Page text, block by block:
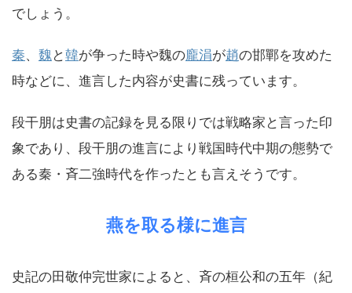
でしょう。
秦、 魏と韓が争った時や魏の龐涓が趙の邯鄲を攻めた
時などに、進言した内容が史書に残っています。
段干朋は史書の記録を見る限りでは戦略家と言った印
象であり、段干朋の進言により戦国時代中期の態勢で
ある秦・斉二強時代を作ったとも言えそうです。
燕を取る様に進言
史記の田敬仲完世家によると、斉の桓公和の五年（紀